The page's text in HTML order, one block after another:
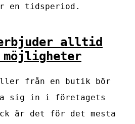
en tidsperiod.
alltid
från en butik bör
sig in i företagets
är det för det mesta